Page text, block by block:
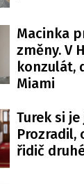
Macinka
změny. V
konzulát,
Miami
Turek si
Prozradil,
řidič